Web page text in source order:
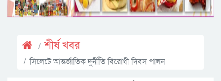
শীর্ষ খবর
সিলেটে আন্তর্জাতিক দুর্নীতি বিরোধী দিবস পালন